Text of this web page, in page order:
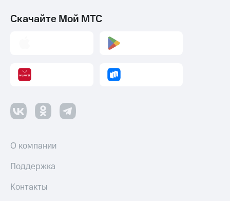
Скачайте Мой МТС
О компании
Поддержка
Контакты